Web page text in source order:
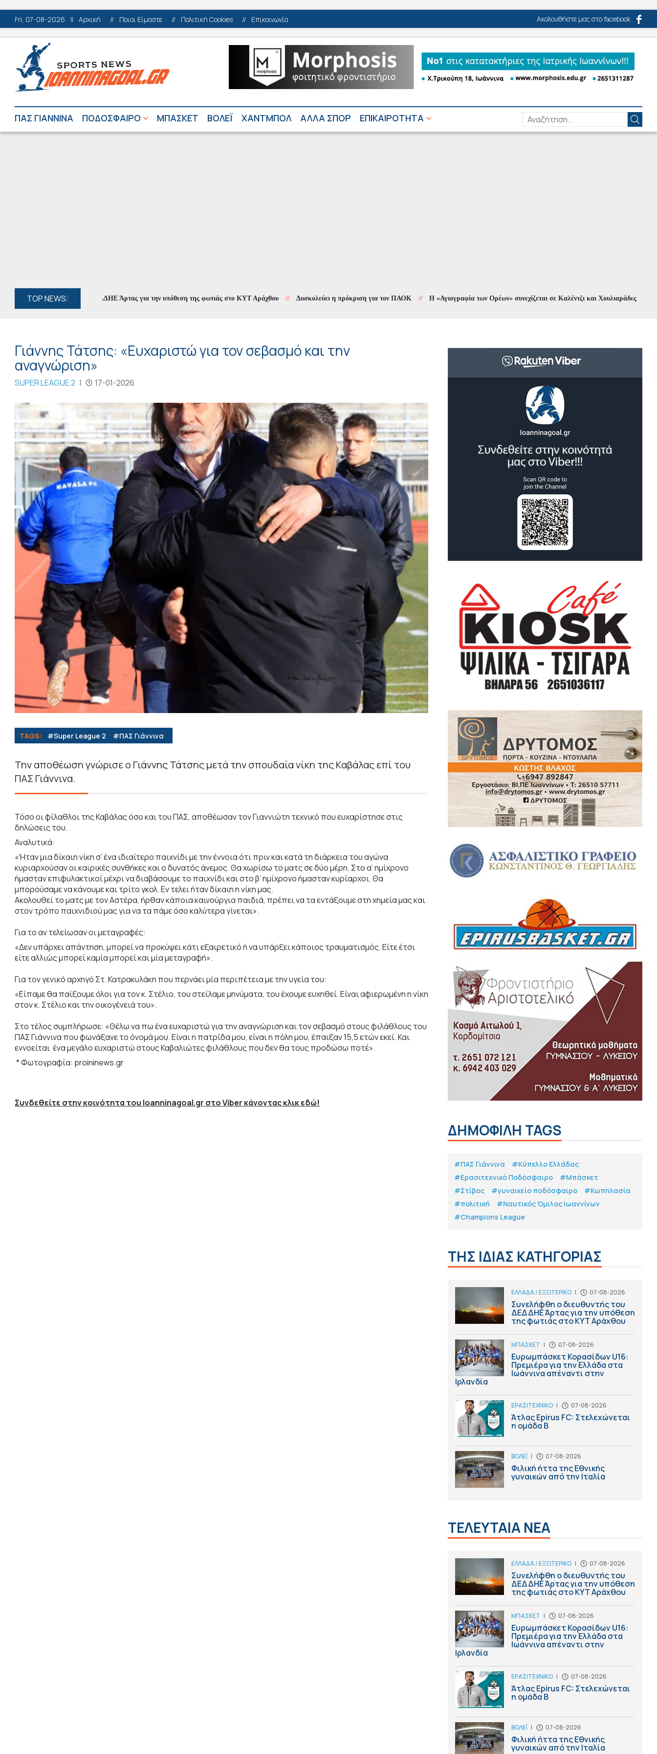
Fri, 07-08-2026 || Αρχική // Ποιοι Είμαστε // Πολιτική Cookies // Επικοινωνία Ακολουθήστε μας στο facebook
ΠΑΣ ΓΙΑΝΝΙΝΑ ΠΟΔΟΣΦΑΙΡΟ ΜΠΑΣΚΕΤ ΒΟΛΕΪ ΧΑΝΤΜΠΟΛ ΑΛΛΑ ΣΠΟΡ ΕΠΙΚΑΙΡΟΤΗΤΑ
TOP NEWS:
ο διευθυντής του ΔΕΔΔΗΕ Άρτας για την υπόθεση της φωτιάς στο ΚΥΤ Αράχθου // Δυσκολεύει η πρόκριση για τον ΠΑΟΚ // Η «Αγιογραφία των Ορέων» συνεχίζεται σε Καλέντζι και Χουλιαράδες //
Γιάννης Τάτσης: «Ευχαριστώ για τον σεβασμό και την
αναγνώριση»
SUPER LEAGUE 2 | 17-01-2026
TAGS: #Super League 2 #ΠΑΣ Γιάννινα
Την αποθέωση γνώρισε ο Γιάννης Τάτσης μετά την σπουδαία νίκη της Καβάλας επί του
ΠΑΣ Γιάννινα.
Τόσο οι φίλαθλοι της Καβάλας όσο και του ΠΑΣ, αποθέωσαν τον Γιαννιώτη τεχνικό που ευχαρίστησε στις
δηλώσεις του.
Αναλυτικά:
«Ήταν μια δίκαιη νίκη σ’ ένα ιδιαίτερο παιχνίδι με την έννοια ότι πριν και κατά τη διάρκεια του αγώνα
κυριαρχούσαν οι καιρικές συνθήκες και ο δυνατός άνεμος. Θα χωρίσω το ματς σε δύο μέρη. Στο α’ ημίχρονο
ήμασταν επιφυλακτικοί μέχρι να διαβάσουμε το παιχνίδι και στο β’ ημίχρονο ήμασταν κυρίαρχοι. Θα
μπορούσαμε να κάνουμε και τρίτο γκολ. Εν τελει ήταν δίκαιη η νίκη μας.
Ακολουθεί το ματς με τον Αστέρα, ήρθαν κάποια καινούργια παιδιά, πρέπει να τα εντάξουμε στη χημεία μας και
στον τρόπο παιχνιδιού μας για να τα πάμε όσο καλύτερα γίνεται».
Για το αν τελείωσαν οι μεταγραφές:
«Δεν υπάρχει απάντηση, μπορεί να προκύψει κάτι εξαιρετικό ή να υπάρξει κάποιος τραυματισμός. Είτε έτσι
είτε αλλιώς μπορεί καμία μπορεί και μία μεταγραφή».
Για τον γενικό αρχηγό Στ. Κατρακυλάκη που περνάει μία περιπέτεια με την υγεία του:
«Είπαμε θα παίξουμε όλοι για τον κ. Στέλιο, του στείλαμε μηνύματα, του έχουμε ευχηθεί. Είναι αφιερωμένη η νίκη
στον κ. Στέλιο και την οικογένειά του».
Στο τέλος συμπλήρωσε: «Θέλω να πω ένα ευχαριστώ για την αναγνώριση και τον σεβασμό στους φιλάθλους του
ΠΑΣ Γιάννινα που φωνάξανε το όνομά μου. Είναι η πατρίδα μου, είναι η πόλη μου, έπαιξαν 15,5 ετών εκεί. Και
εννοείται ένα μεγάλο ευχαριστώ στους Καβαλιώτες φιλάθλους που δεν θα τους προδώσω ποτέ».
* Φωτογραφία: proininews.gr
Συνδεθείτε στην κοινότητα του Ioanninagoal.gr στο Viber κάνοντας κλικ εδώ!
ΔΗΜΟΦΙΛΗ TAGS
#ΠΑΣ Γιάννινα
#Κύπελλο Ελλάδας
#Eρασιτεχνικό Ποδόσφαιρο
#Μπάσκετ
#Στίβος
#γυναικείο ποδόσφαιρο
#Κωπηλασία
#πολιτική
#Ναυτικός Όμιλος Ιωαννίνων
#Champions League
ΤΗΣ ΙΔΙΑΣ ΚΑΤΗΓΟΡΙΑΣ
ΕΛΛΑΔΑ / ΕΞΩΤΕΡΙΚΟ | 07-08-2026
Συνελήφθη ο διευθυντής του
ΔΕΔΔΗΕ Άρτας για την υπόθεση
της φωτιάς στο ΚΥΤ Αράχθου
ΜΠΑΣΚΕΤ | 07-08-2026
Ευρωμπάσκετ Κορασίδων U16:
Πρεμιέρα για την Ελλάδα στα
Ιωάννινα απέναντι στην
Ιρλανδία
ΕΡΑΣΙΤΕΧΝΙΚΟ | 07-08-2026
Άτλας Epirus FC: Στελεχώνεται
η ομάδα B
ΒΟΛΕΪ | 07-08-2026
Φιλική ήττα της Εθνικής
γυναικών από την Ιταλία
ΤΕΛΕΥΤΑΙΑ ΝΕΑ
ΕΛΛΑΔΑ / ΕΞΩΤΕΡΙΚΟ | 07-08-2026
Συνελήφθη ο διευθυντής του
ΔΕΔΔΗΕ Άρτας για την υπόθεση
της φωτιάς στο ΚΥΤ Αράχθου
ΜΠΑΣΚΕΤ | 07-08-2026
Ευρωμπάσκετ Κορασίδων U16:
Πρεμιέρα για την Ελλάδα στα
Ιωάννινα απέναντι στην
Ιρλανδία
ΕΡΑΣΙΤΕΧΝΙΚΟ | 07-08-2026
Άτλας Epirus FC: Στελεχώνεται
η ομάδα B
ΒΟΛΕΪ | 07-08-2026
Φιλική ήττα της Εθνικής
γυναικών από την Ιταλία